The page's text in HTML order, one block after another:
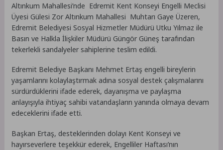
Altınkum Mahallesi’nde Edremit Kent Konseyi Engelli Meclisi
Üyesi Gülesi Zor Altınkum Mahallesi Muhtarı Gaye Üzeren,
Edremit Belediyesi Sosyal Hizmetler Müdürü Utku Yılmaz ile
Basın ve Halkla İlişkiler Müdürü Güngör Güneş tarafından
tekerlekli sandalyeler sahiplerine teslim edildi.
Edremit Belediye Başkanı Mehmet Ertaş engelli bireylerin
yaşamlarını kolaylaştırmak adına sosyal destek çalışmalarını
sürdürdüklerini ifade ederek, dayanışma ve paylaşma
anlayışıyla ihtiyaç sahibi vatandaşların yanında olmaya devam
edeceklerini ifade etti.
Başkan Ertaş, desteklerinden dolayı Kent Konseyi ve
hayırseverlere teşekkür ederek, Engelliler Haftası’nın